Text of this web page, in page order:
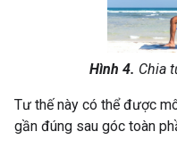
Hình 4. Chia
Tư thế này có thể được
gần đúng sau góc toàn